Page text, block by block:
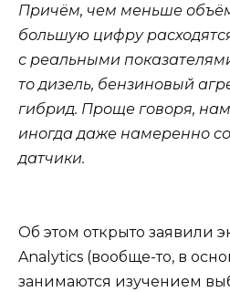
Причём, чем меньше
большую цифру
с реальными
то дизель, бензиновый
гибрид. Проще говоря, нам
иногда даже намеренно
датчики.
Об этом открыто заявили
Analytics (вообще-то, в
занимаются изучением